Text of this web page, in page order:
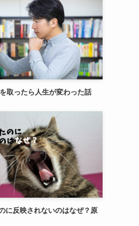
取ったら人生が変わった話
に反映されないのはなぜ？原